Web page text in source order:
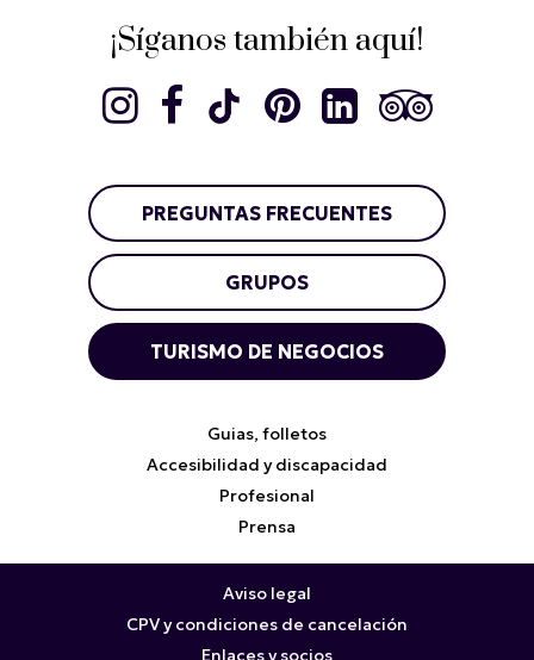
¡Síganos también aquí!
PREGUNTAS FRECUENTES
GRUPOS
TURISMO DE NEGOCIOS
Guias, folletos
Accesibilidad y discapacidad
Profesional
Prensa
Aviso legal
CPV y condiciones de cancelación
Enlaces y socios